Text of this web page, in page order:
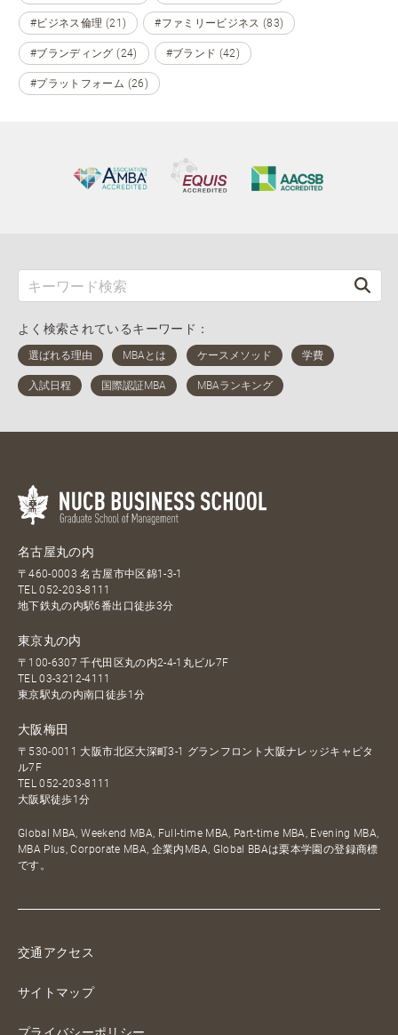
#ビジネス倫理 (21) #ファミリービジネス (83)
#ブランディング (24) #ブランド (42)
#プラットフォーム (26)
よく検索されているキーワード：
名古屋丸の内
〒460-0003 名古屋市中区錦1-3-1
TEL052-203-8111
地下鉄丸の内駅6番出口徒歩3分
東京丸の内
〒100-6307 千代田区丸の内2-4-1丸ビル7F
TEL03-3212-4111
東京駅丸の内南口徒歩1分
大阪梅田
〒530-0011 大阪市北区大深町3-1 グランフロント大阪ナレッジキャピタ
ル7F
TEL052-203-8111
大阪駅徒歩1分
Global MBA, Weekend MBA, Full-time MBA, Part-time MBA, Evening MBA,
MBA Plus, Corporate MBA, 企業内MBA, Global BBAは栗本学園の登録商標
です。
交通アクセス
サイトマップ
プライバシーポリシー